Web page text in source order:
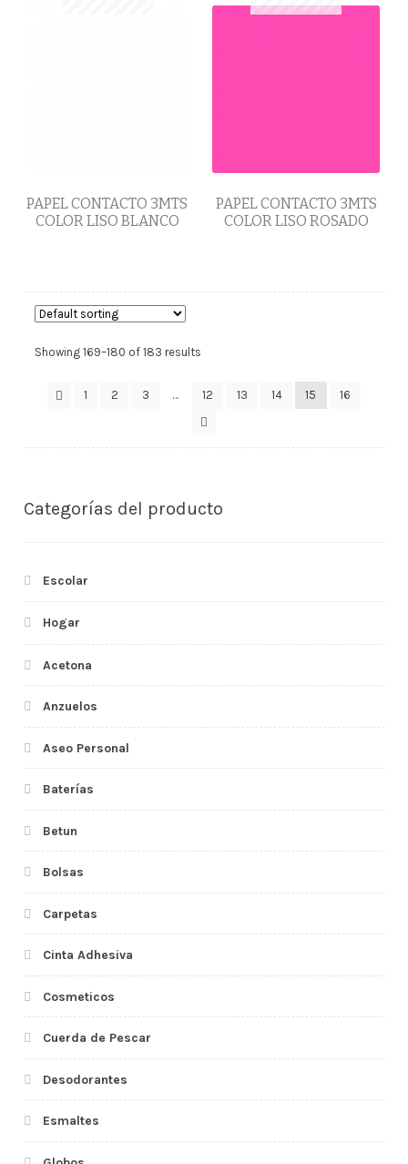
PAPEL CONTACTO 3MTS
COLOR LISO BLANCO
PAPEL CONTACTO 3MTS
COLOR LISO ROSADO
Showing 169–180 of 183 results
1 2 3 … 12 13 14 15 16
Categorías del producto
Escolar
Hogar
Acetona
Anzuelos
Aseo Personal
Baterías
Betun
Bolsas
Carpetas
Cinta Adhesiva
Cosmeticos
Cuerda de Pescar
Desodorantes
Esmaltes